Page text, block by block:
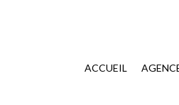
ACCUEIL